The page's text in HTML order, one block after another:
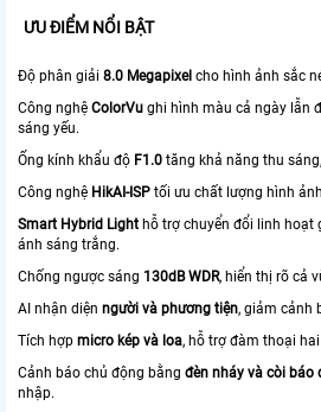
ƯU ĐIỂM NỔI BẬT
Độ phân giải 8.0 Megapixel cho hình ảnh sắc
Công nghệ ColorVu ghi hình màu cả ngày lẫn
sáng yếu.
Ống kính khẩu độ F1.0 tăng khả năng thu
Công nghệ HikAI-ISP tối ưu chất lượng hình
Smart Hybrid Light hỗ trợ chuyển đổi linh hoạt
ánh sáng trắng.
Chống ngược sáng 130dB WDR, hiển thị rõ cả
AI nhận diện người và phương tiện, giảm cảnh
Tích hợp micro kép và loa, hỗ trợ đàm thoại
Cảnh báo chủ động bằng đèn nháy và còi báo
nhập.